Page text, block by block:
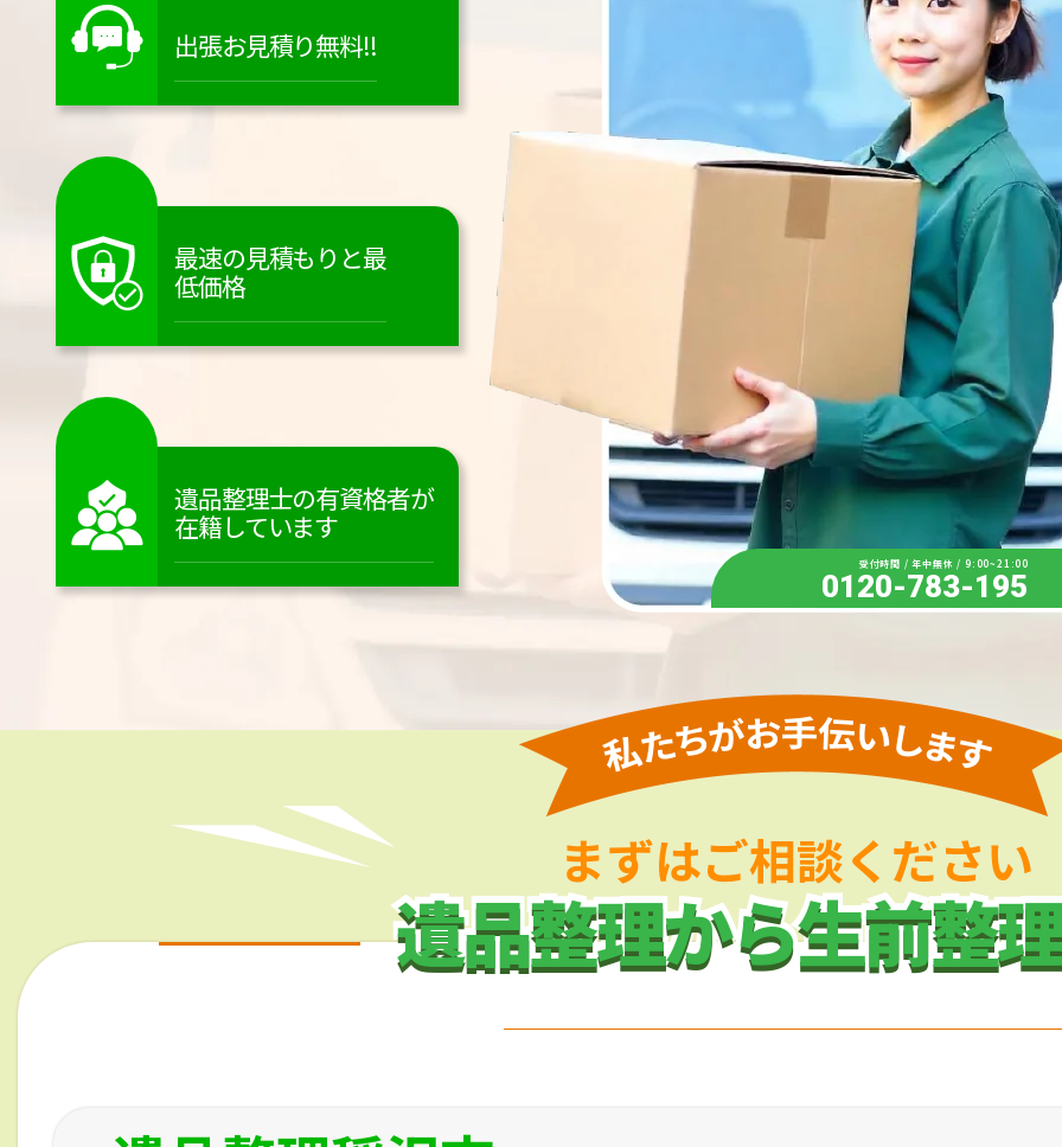
出張お見積り無料!!
最速の見積もりと最
低価格
遺品整理士の有資格者が
在籍しています
受付時間 / 年中無休 / 9:00~21:00
0120-783-195
まずはご相談ください
遺品整理から生前整
遺品整理から生前整